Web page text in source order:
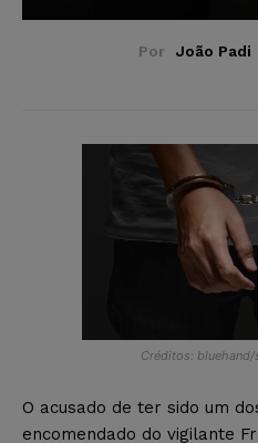
Por João Padi
Créditos:
O acusado de ter sido um
encomendado do vigilante